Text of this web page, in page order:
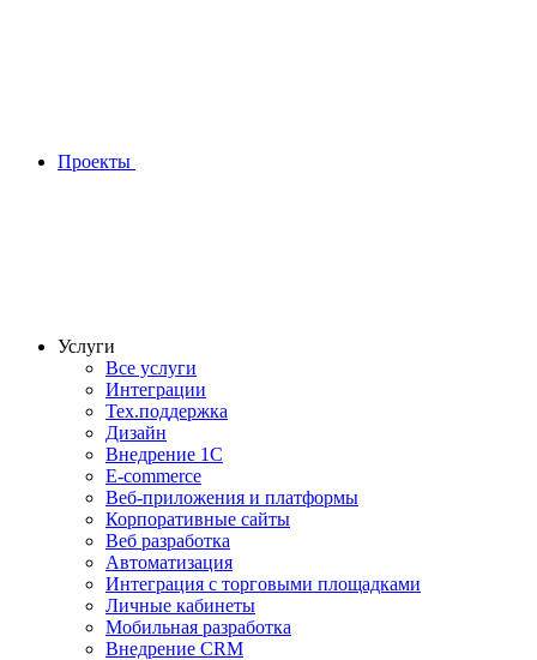
Проекты
Услуги
Все услуги
Интеграции
Тех.поддержка
Дизайн
Внедрение 1С
E-commerce
Веб-приложения и платформы
Корпоративные сайты
Веб разработка
Автоматизация
Интеграция с торговыми площадками
Личные кабинеты
Мобильная разработка
Внедрение CRM